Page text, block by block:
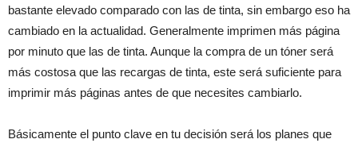
bastante elevado comparado con las de tinta, sin embargo eso ha
cambiado en la actualidad. Generalmente imprimen más página
por minuto que las de tinta. Aunque la compra de un tóner será
más costosa que las recargas de tinta, este será suficiente para
imprimir más páginas antes de que necesites cambiarlo.
Básicamente el punto clave en tu decisión será los planes que